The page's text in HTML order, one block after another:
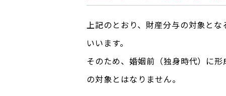
上記のとおり、財産分与の対象と
いいます。
そのため、婚姻前（独身時代）に
の対象とはなりません。